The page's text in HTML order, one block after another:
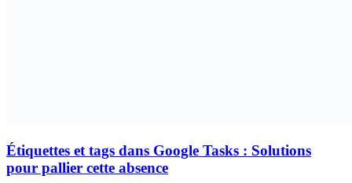
Étiquettes et tags dans Google Tasks : Solutions
pour pallier cette absence